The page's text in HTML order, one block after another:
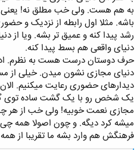
به هم هست. ولی خب مطلق نه! یعنی
باشه. مثلا اول رابطه از نزدیک و
رشد پیدا کنه و عمیق تر بشه. ویا از
دنیای واقعی هم بسط پیدا کنه.
حرف دوستان درست هست به نظرم.
دنیای مجازی نشون میدن. خیلی از
دیدارهای حضوری رعایت میکنیم.
یک شخص رو با یک گشت ساده توی
مجازی نعمت خوبیه! ولی خب از هر
میشه کرد دیگه. و چون اصولا همه
فرهنگش هم وارد بشه ما تقریبا از